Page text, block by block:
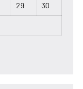
29 30